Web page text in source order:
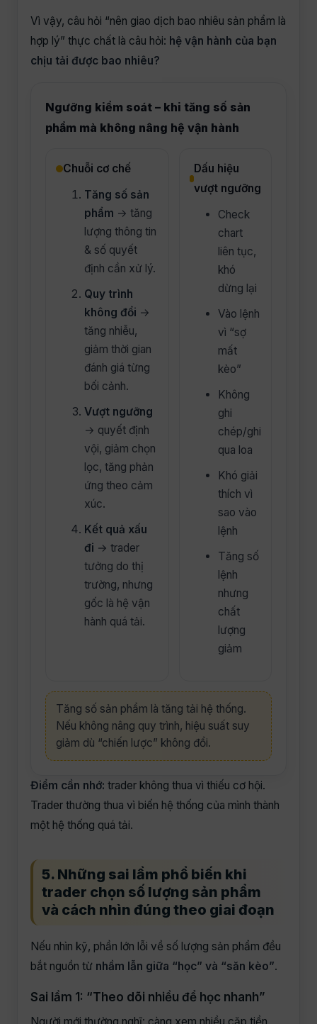
Vì vậy, câu hỏi “nên giao dịch bao nhiêu sản phẩm là
hợp lý” thực chất là câu hỏi: hệ vận hành của bạn
chịu tải được bao nhiêu?
Ngưỡng kiểm soát – khi tăng số sản
phẩm mà không nâng hệ vận hành
Chuỗi cơ chế
Tăng số sản
phẩm → tăng
lượng thông tin
& số quyết
định cần xử lý.
Quy trình
không đổi →
tăng nhiễu,
giảm thời gian
đánh giá từng
bối cảnh.
Vượt ngưỡng
→ quyết định
vội, giảm chọn
lọc, tăng phản
ứng theo cảm
xúc.
Kết quả xấu
đi → trader
tưởng do thị
trường, nhưng
gốc là hệ vận
hành quá tải.
Dấu hiệu
vượt ngưỡng
Check
chart
liên tục,
khó
dừng lại
Vào lệnh
vì “sợ
mất
kèo”
Không
ghi
chép/ghi
qua loa
Khó giải
thích vì
sao vào
lệnh
Tăng số
lệnh
nhưng
chất
lượng
giảm
Tăng số sản phẩm là tăng tải hệ thống.
Nếu không nâng quy trình, hiệu suất suy
giảm dù “chiến lược” không đổi.
Điểm cần nhớ: trader không thua vì thiếu cơ hội.
Trader thường thua vì biến hệ thống của mình thành
một hệ thống quá tải.
5. Những sai lầm phổ biến khi
trader chọn số lượng sản phẩm
và cách nhìn đúng theo giai đoạn
Nếu nhìn kỹ, phần lớn lỗi về số lượng sản phẩm đều
bắt nguồn từ nhầm lẫn giữa “học” và “săn kèo”.
Sai lầm 1: “Theo dõi nhiều để học nhanh”